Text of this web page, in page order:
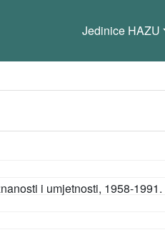
Jedinice HAZU
i umjetnosti, 1958-1991.